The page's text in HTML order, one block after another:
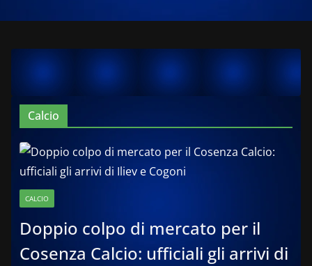
Calcio
CALCIO
Doppio colpo di mercato per il
Cosenza Calcio: ufficiali gli arrivi di